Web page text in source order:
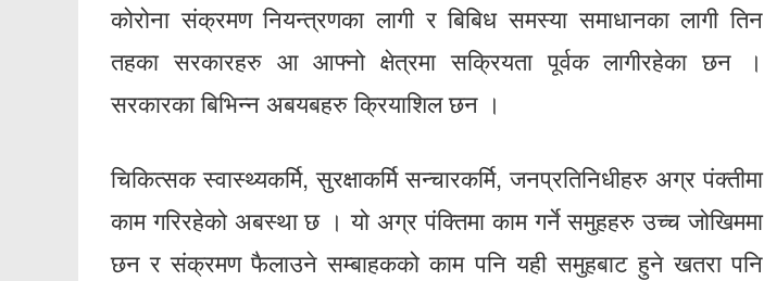
कोरोना संक्रमण नियन्त्रणका लागी र बिबिध समस्या समाधानका लागी तिन
तहका सरकारहरु आ आफ्नो क्षेत्रमा सक्रियता पूर्वक लागीरहेका छन ।
सरकारका बिभिन्न अबयबहरु क्रियाशिल छन ।
चिकित्सक स्वास्थ्यकर्मि, सुरक्षाकर्मि सन्चारकर्मि, जनप्रतिनिधीहरु अग्र पंक्तीमा
काम गरिरहेको अबस्था छ । यो अग्र पंक्तिमा काम गर्ने समुहहरु उच्च जोखिममा
छन र संक्रमण फैलाउने सम्बाहकको काम पनि यही समुहबाट हुने खतरा पनि